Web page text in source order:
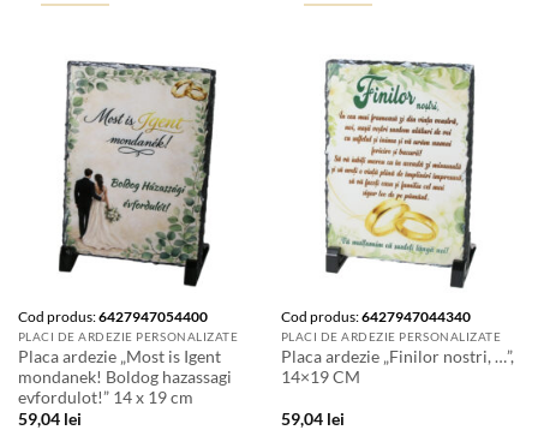
Cod produs:6427947054400
PLACI DE ARDEZIE PERSONALIZATE
Placa ardezie „Most is Igent
mondanek! Boldog hazassagi
evfordulot!” 14 x 19 cm
59,04 lei
Cod produs:6427947044340
PLACI DE ARDEZIE PERSONALIZATE
Placa ardezie „Finilor nostri, …”,
14×19 CM
59,04 lei